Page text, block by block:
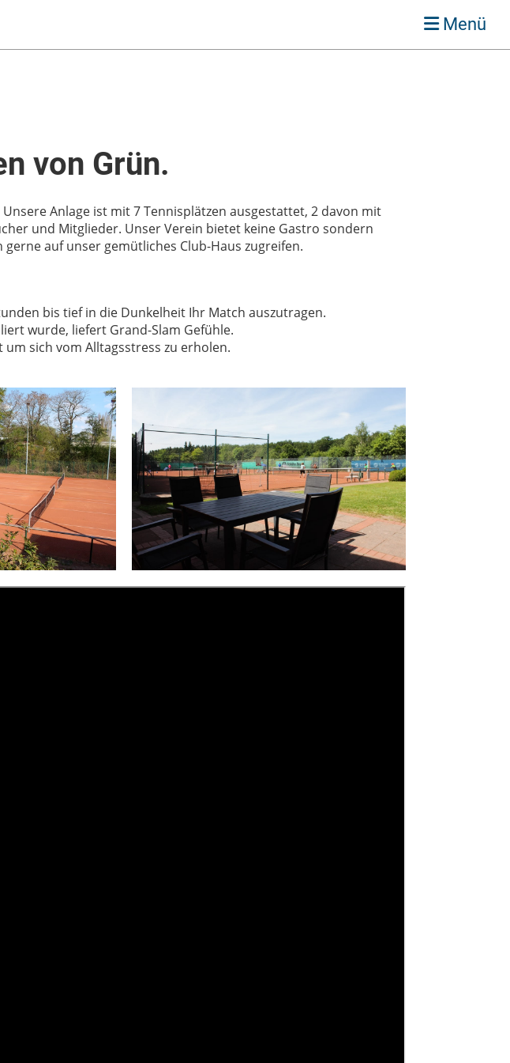
Menü
von Grün.
Anlage ist mit 7 Tennisplätzen ausgestattet, 2 davon mit
und Mitglieder. Unser Verein bietet keine Gastro sondern
auf unser gemütliches Club-Haus zugreifen.
bis tief in die Dunkelheit Ihr Match auszutragen.
wurde, liefert Grand-Slam Gefühle.
sich vom Alltagsstress zu erholen.